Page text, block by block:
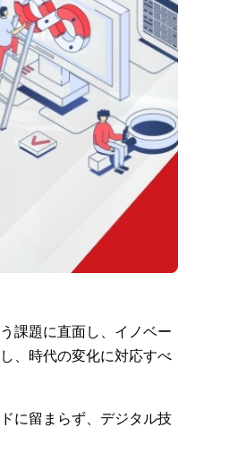
課題に直面し、イノベー
、時代の変化に対応すべ
に留まらず、デジタル技